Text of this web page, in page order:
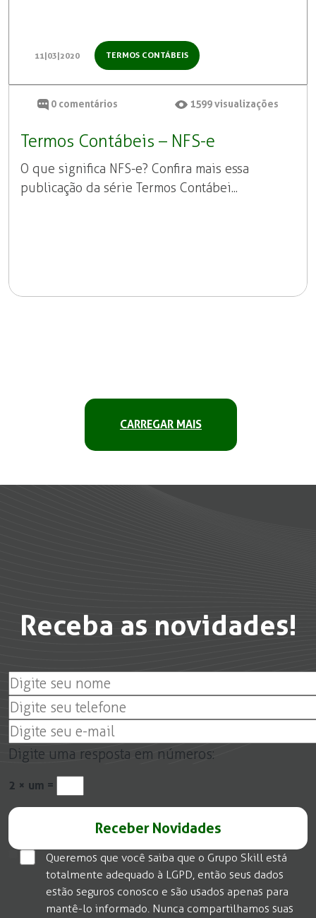
11|03|2020 TERMOS CONTÁBEIS
0 comentários 1599 visualizações
Termos Contábeis – NFS-e
O que significa NFS-e? Confira mais essa
publicação da série Termos Contábei...
CARREGAR MAIS
Receba as novidades!
Digite uma resposta em números:
2 × um =
Queremos que você saiba que o Grupo Skill está
totalmente adequado à LGPD, então seus dados
estão seguros conosco e são usados apenas para
mantê-lo informado. Nunca compartilhamos suas